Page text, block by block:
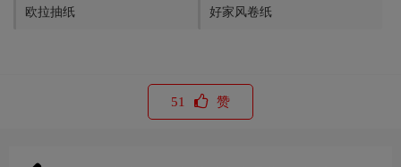
欧拉抽纸 好家风卷纸
51 赞